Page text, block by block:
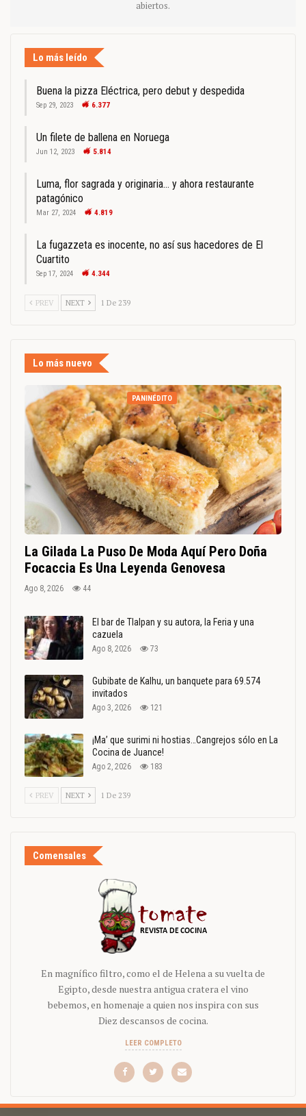
abiertos.
Lo más leído
Buena la pizza Eléctrica, pero debut y despedida
Sep 29, 2023 6.377
Un filete de ballena en Noruega
Jun 12, 2023 5.814
Luma, flor sagrada y originaria… y ahora restaurante
patagónico
Mar 27, 2024 4.819
La fugazzeta es inocente, no así sus hacedores de El
Cuartito
Sep 17, 2024 4.344
PREV NEXT 1 De 239
Lo más nuevo
PANINÉDITO
La Gilada La Puso De Moda Aquí Pero Doña
Focaccia Es Una Leyenda Genovesa
Ago 8, 2026 44
El bar de Tlalpan y su autora, la Feria y una
cazuela
Ago 8, 2026 73
Gubibate de Kalhu, un banquete para 69.574
invitados
Ago 3, 2026 121
¡Ma’ que surimi ni hostias…Cangrejos sólo en La
Cocina de Juance!
Ago 2, 2026 183
PREV NEXT 1 De 239
Comensales
En magnífico filtro, como el de Helena a su vuelta de
Egipto, desde nuestra antigua cratera el vino
bebemos, en homenaje a quien nos inspira con sus
Diez descansos de cocina.
LEER COMPLETO